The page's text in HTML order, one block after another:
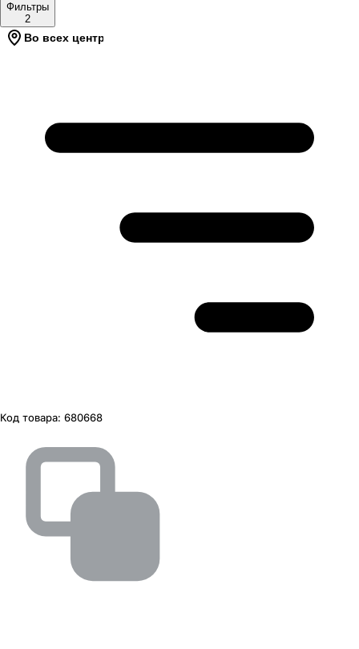
Фильтры
2
Во всех центрах
Код товара: 680668